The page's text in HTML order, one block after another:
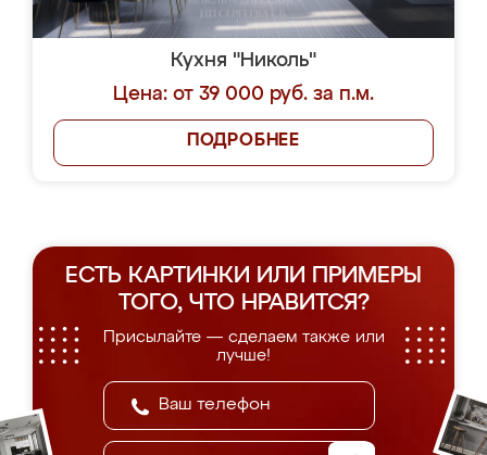
Кухня "Николь"
Цена: от 39 000 руб. за п.м.
ПОДРОБНЕЕ
ЕСТЬ КАРТИНКИ ИЛИ ПРИМЕРЫ
ТОГО, ЧТО НРАВИТСЯ?
Присылайте — сделаем также или
лучше!